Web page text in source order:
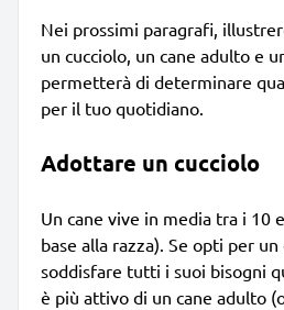
Nei prossimi paragrafi,
un cucciolo, un cane adulto e
permetterà di determinare
per il tuo quotidiano.
Adottare un cucciolo
Un cane vive in media tra i 10
base alla razza). Se opti per
soddisfare tutti i suoi bisogni
è più attivo di un cane adulto